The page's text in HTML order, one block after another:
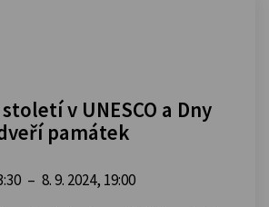
v UNESCO a Dny
památek
– 8. 9. 2024, 19:00